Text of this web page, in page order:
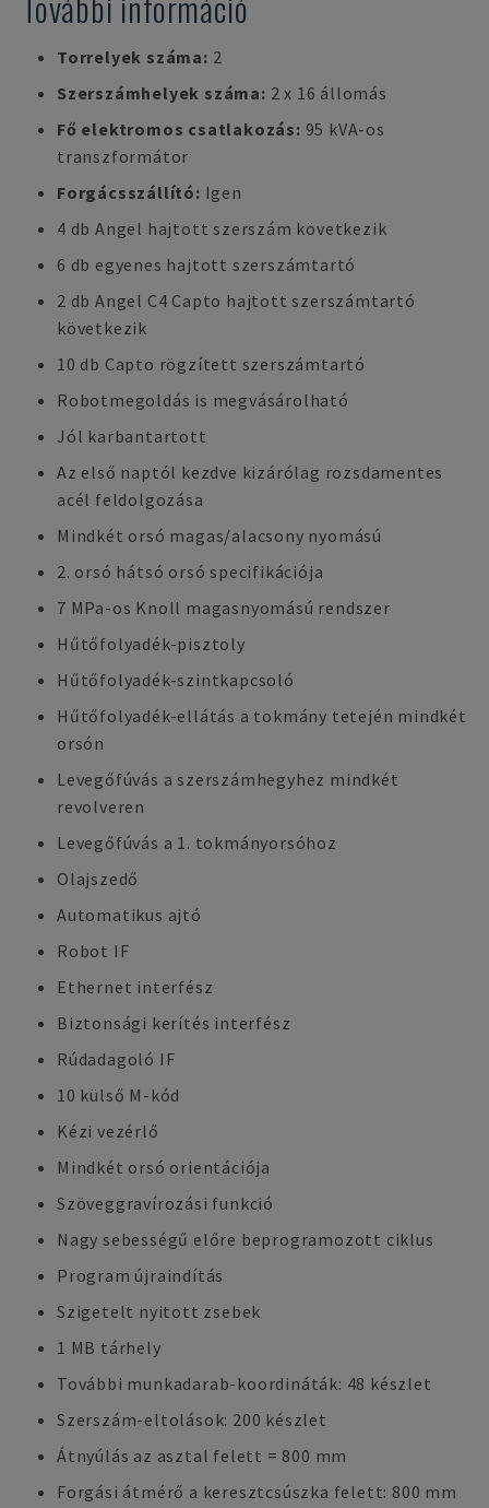
Torrelyek száma: 2
Szerszámhelyek száma: 2 x 16 állomás
Fő elektromos csatlakozás: 95 kVA-os
transzformátor
Forgácsszállító: Igen
4 db Angel hajtott szerszám következik
6 db egyenes hajtott szerszámtartó
2 db Angel C4 Capto hajtott szerszámtartó
következik
10 db Capto rögzített szerszámtartó
Robotmegoldás is megvásárolható
Jól karbantartott
Az első naptól kezdve kizárólag rozsdamentes
acél feldolgozása
Mindkét orsó magas/alacsony nyomású
2. orsó hátsó orsó specifikációja
7 MPa-os Knoll magasnyomású rendszer
Hűtőfolyadék-pisztoly
Hűtőfolyadék-szintkapcsoló
Hűtőfolyadék-ellátás a tokmány tetején mindkét
orsón
Levegőfúvás a szerszámhegyhez mindkét
revolveren
Levegőfúvás a 1. tokmányorsóhoz
Olajszedő
Automatikus ajtó
Robot IF
Ethernet interfész
Biztonsági kerítés interfész
Rúdadagoló IF
10 külső M-kód
Kézi vezérlő
Mindkét orsó orientációja
Szöveggravírozási funkció
Nagy sebességű előre beprogramozott ciklus
Program újraindítás
Szigetelt nyitott zsebek
1 MB tárhely
További munkadarab-koordináták: 48 készlet
Szerszám-eltolások: 200 készlet
Átnyúlás az asztal felett = 800 mm
Forgási átmérő a keresztcsúszka felett: 800 mm